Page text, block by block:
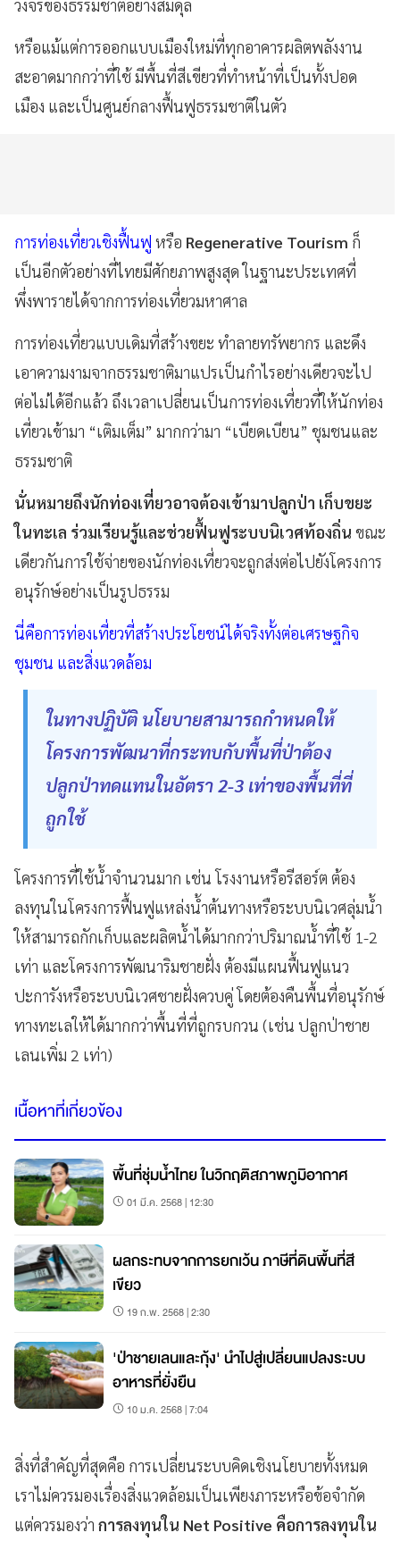
วงจรของธรรมชาติอย่างสมดุล
หรือแม้แต่การออกแบบเมืองใหม่ที่ทุกอาคารผลิตพลังงาน
สะอาดมากกว่าที่ใช้ มีพื้นที่สีเขียวที่ทำหน้าที่เป็นทั้งปอด
เมือง และเป็นศูนย์กลางฟื้นฟูธรรมชาติในตัว
การท่องเที่ยวเชิงฟื้นฟู หรือ Regenerative Tourism ก็
เป็นอีกตัวอย่างที่ไทยมีศักยภาพสูงสุด ในฐานะประเทศที่
พึ่งพารายได้จากการท่องเที่ยวมหาศาล
การท่องเที่ยวแบบเดิมที่สร้างขยะ ทำลายทรัพยากร และดึง
เอาความงามจากธรรมชาติมาแปรเป็นกำไรอย่างเดียวจะไป
ต่อไม่ได้อีกแล้ว ถึงเวลาเปลี่ยนเป็นการท่องเที่ยวที่ให้นักท่อง
เที่ยวเข้ามา “เติมเต็ม” มากกว่ามา “เบียดเบียน” ชุมชนและ
ธรรมชาติ
นั่นหมายถึงนักท่องเที่ยวอาจต้องเข้ามาปลูกป่า เก็บขยะ
ในทะเล ร่วมเรียนรู้และช่วยฟื้นฟูระบบนิเวศท้องถิ่น ขณะ
เดียวกันการใช้จ่ายของนักท่องเที่ยวจะถูกส่งต่อไปยังโครงการ
อนุรักษ์อย่างเป็นรูปธรรม
นี่คือการท่องเที่ยวที่สร้างประโยชน์ได้จริงทั้งต่อเศรษฐกิจ
ชุมชน และสิ่งแวดล้อม
ในทางปฏิบัติ นโยบายสามารถกำหนดให้
โครงการพัฒนาที่กระทบกับพื้นที่ป่าต้อง
ปลูกป่าทดแทนในอัตรา 2-3 เท่าของพื้นที่ที่
ถูกใช้
โครงการที่ใช้น้ำจำนวนมาก เช่น โรงงานหรือรีสอร์ต ต้อง
ลงทุนในโครงการฟื้นฟูแหล่งน้ำต้นทางหรือระบบนิเวศลุ่มน้ำ
ให้สามารถกักเก็บและผลิตน้ำได้มากกว่าปริมาณน้ำที่ใช้ 1-2
เท่า และโครงการพัฒนาริมชายฝั่ง ต้องมีแผนฟื้นฟูแนว
ปะการังหรือระบบนิเวศชายฝั่งควบคู่ โดยต้องคืนพื้นที่อนุรักษ์
ทางทะเลให้ได้มากกว่าพื้นที่ที่ถูกรบกวน (เช่น ปลูกป่าชาย
เลนเพิ่ม 2 เท่า)
เนื้อหาที่เกี่ยวข้อง
พื้นที่ชุ่มน้ำไทย ในวิกฤติสภาพภูมิอากาศ
01 มี.ค. 2568 | 12:30
ผลกระทบจากการยกเว้น ภาษีที่ดินพื้นที่สี
เขียว
19 ก.พ. 2568 | 2:30
'ป่าชายเลนและกุ้ง' นำไปสู่เปลี่ยนแปลงระบบ
อาหารที่ยั่งยืน
10 ม.ค. 2568 | 7:04
สิ่งที่สำคัญที่สุดคือ การเปลี่ยนระบบคิดเชิงนโยบายทั้งหมด
เราไม่ควรมองเรื่องสิ่งแวดล้อมเป็นเพียงภาระหรือข้อจำกัด
แต่ควรมองว่า การลงทุนใน Net Positive คือการลงทุนใน